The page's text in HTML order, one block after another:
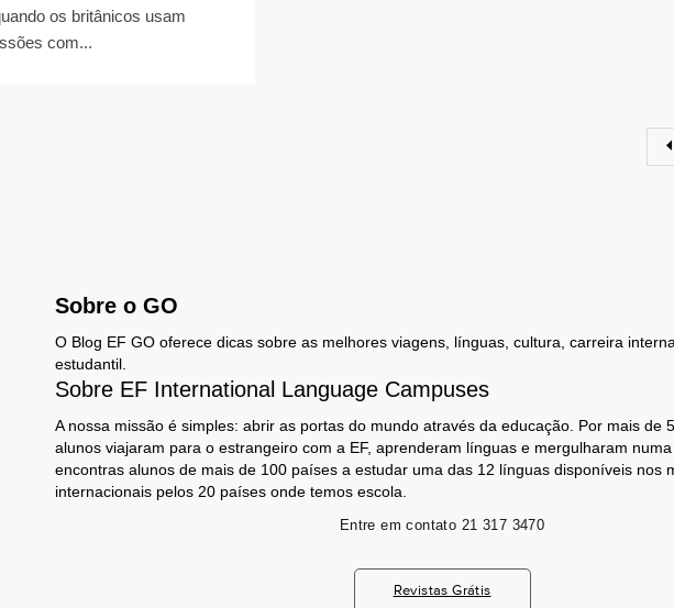
os britânicos usam
com...
Sobre o GO
O Blog EF GO oferece dicas sobre as melhores viagens, línguas, cultura, carreira
estudantil.
Sobre EF International Language Campuses
A nossa missão é simples: abrir as portas do mundo através da educação. Por mais de
alunos viajaram para o estrangeiro com a EF, aprenderam línguas e mergulharam numa
encontras alunos de mais de 100 países a estudar uma das 12 línguas disponíveis nos
internacionais pelos 20 países onde temos escola.
Entre em contato 21 317 3470
Revistas Grátis